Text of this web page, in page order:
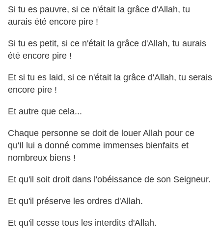
Si tu es pauvre, si ce n'était la grâce d'Allah, tu
aurais été encore pire !
Si tu es petit, si ce n'était la grâce d'Allah, tu aurais
été encore pire !
Et si tu es laid, si ce n'était la grâce d'Allah, tu serais
encore pire !
Et autre que cela...
Chaque personne se doit de louer Allah pour ce
qu'Il lui a donné comme immenses bienfaits et
nombreux biens !
Et qu'il soit droit dans l'obéissance de son Seigneur.
Et qu'il préserve les ordres d'Allah.
Et qu'il cesse tous les interdits d'Allah.